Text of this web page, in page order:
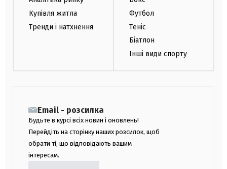
Купівля житла
Тренди і натхнення
Футбол
Теніс
Біатлон
Інші види спорту
Email - розсилка
Будьте в курсі всіх новин і оновлень!
Перейдіть на сторінку наших розсилок, щоб
обрати ті, що відповідають вашим
інтересам.